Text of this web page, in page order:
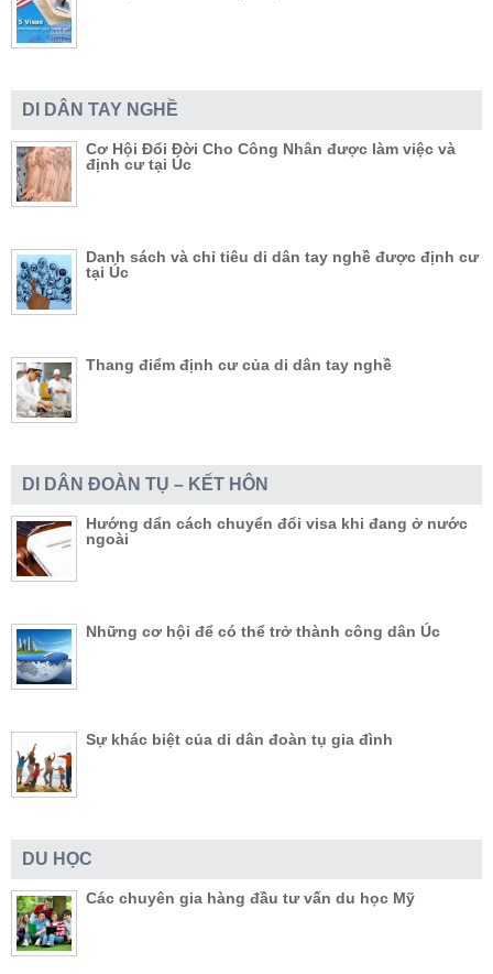
DI DÂN TAY NGHỀ
Cơ Hội Đổi Đời Cho Công Nhân được làm việc và
định cư tại Úc
Danh sách và chỉ tiêu di dân tay nghề được định cư
tại Úc
Thang điểm định cư của di dân tay nghề
DI DÂN ĐOÀN TỤ – KẾT HÔN
Hướng dẩn cách chuyển đổi visa khi đang ở nước
ngoài
Những cơ hội để có thể trở thành công dân Úc
Sự khác biệt của di dân đoàn tụ gia đình
DU HỌC
Các chuyên gia hàng đầu tư vấn du học Mỹ